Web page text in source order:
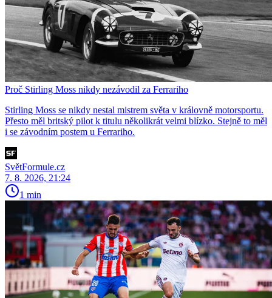
Proč Stirling Moss nikdy nezávodil za Ferrariho
Stirling Moss se nikdy nestal mistrem světa v královně motorsportu.
Přesto měl britský pilot k titulu několikrát velmi blízko. Stejně to měl
i se závodním postem u Ferrariho.
SvětFormule.cz
7. 8. 2026, 21:24
1 min